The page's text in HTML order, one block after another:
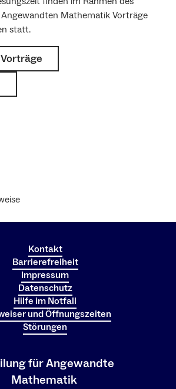
Mathematik Vorträge
statt.
Kontakt
Barrierefreiheit
Impressum
Datenschutz
Hilfe im Notfall
und Öffnungszeiten
Störungen
für Angewandte
Mathematik